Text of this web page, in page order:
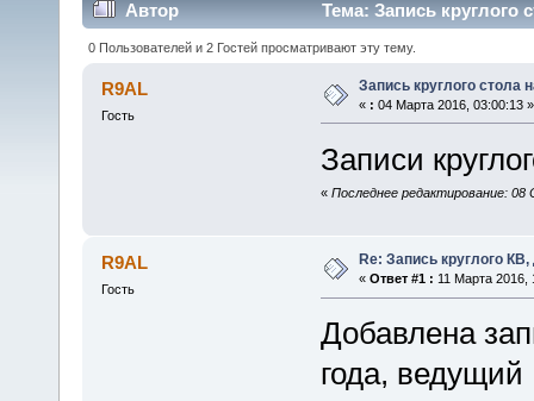
Автор Тема: Запись круглого
0 Пользователей и 2 Гостей просматривают эту тему.
R9AL
Гость
Запись круглого стола
« : 04 Марта 2016, 03:00:13 »
Записи
« Последнее редактирование:
R9AL
Гость
Re: Запись круглого
« Ответ #1 : 11 Марта 2016,
Добавлена
года, ведущий